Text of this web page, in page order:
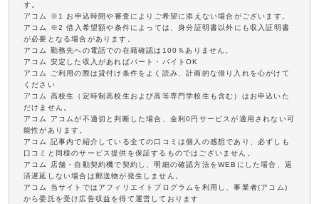
す。
アコム ※1 お申込時間や審査によりご希望に添えない場合がございます。
アコム ※2 借入希望額や条件によっては、身分証明書以外にも収入証明書
が必要となる場合があります。
アコム 勤務先への電話での在籍確認は100％ありません。
アコム 安定した収入があればパート・バイトOK
アコム ご利用の際は貸付け条件をよく読み、計画的な借り入れを心がけて
ください
アコム 高校生（定時制高校生および高等専門学校生も含む）はお申込いた
だけません。
アコム アコムが不適切と判断した場合、金利0円サービスが適用されない可
能性があります。
アコム 記事内で紹介している全ての口コミは個人の感想であり、必ずしも
口コミと同様のサービス提供を保証するものではございません。
アコム 店舗・自動契約機で契約し、明細の確認方法をWEBにした場合、返
済遅延しない場合は郵送物が発生しません。
アコム 当サイトではアフィリエイトプログラムを利用し、事業者(アコム)
から委託を受け広告収益を得て運営しております